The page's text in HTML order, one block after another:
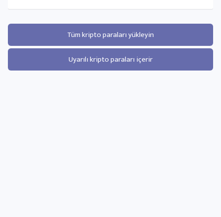
Tüm kripto paraları yükleyin
Uyarılı kripto paraları içerir